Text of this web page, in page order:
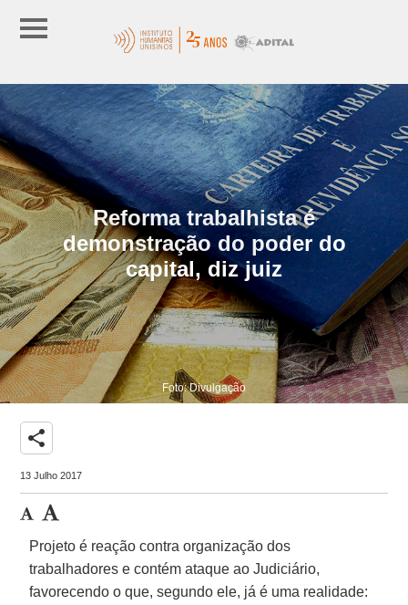
Reforma trabalhista é
demonstração do poder do
capital, diz juiz
Foto: Divulgação
share
13 Julho 2017
Projeto é reação contra organização dos
trabalhadores e contém ataque ao Judiciário,
favorecendo o que, segundo ele, já é uma realidade: